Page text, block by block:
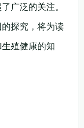
广泛的关注。
探究，将为读
殖健康的知